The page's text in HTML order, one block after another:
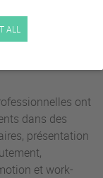
ALL
de
ont
dans des
présentation
et work-